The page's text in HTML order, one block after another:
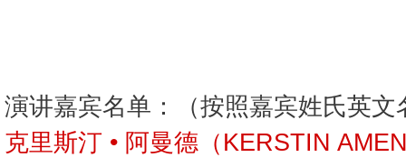
演讲嘉宾名单：（按照嘉宾姓氏英文
克里斯汀 • 阿曼德（KERSTIN